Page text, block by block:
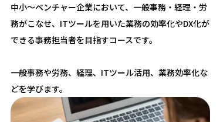
中小〜ベンチャー企業において、一般事務・経理・労
務がこなせ、ITツールを用いた業務の効率化やDX化が
できる事務担当者を目指すコースです。
一般事務や労務、経理、ITツール活用、業務効率化な
どを学びます。